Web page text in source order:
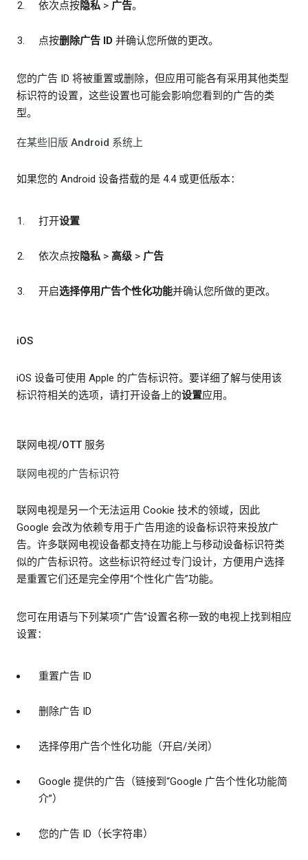
依次点按隐私 > 广告。
点按删除广告 ID 并确认您所做的更改。
您的广告 ID 将被重置或删除，但应用可能各有采用其他类型
标识符的设置，这些设置也可能会影响您看到的广告的类
型。
在某些旧版 Android 系统上
如果您的 Android 设备搭载的是 4.4 或更低版本：
打开设置
依次点按隐私 > 高级 > 广告
开启选择停用广告个性化功能并确认您所做的更改。
iOS
iOS 设备可使用 Apple 的广告标识符。要详细了解与使用该
标识符相关的选项，请打开设备上的设置应用。
联网电视/OTT 服务
联网电视的广告标识符
联网电视是另一个无法运用 Cookie 技术的领域，因此
Google 会改为依赖专用于广告用途的设备标识符来投放广
告。许多联网电视设备都支持在功能上与移动设备标识符类
似的广告标识符。这些标识符经过专门设计，方便用户选择
是重置它们还是完全停用“个性化广告”功能。
您可在用语与下列某项“广告”设置名称一致的电视上找到相应
设置：
重置广告 ID
删除广告 ID
选择停用广告个性化功能（开启/关闭）
Google 提供的广告（链接到“Google 广告个性化功能简
介”）
您的广告 ID（长字符串）